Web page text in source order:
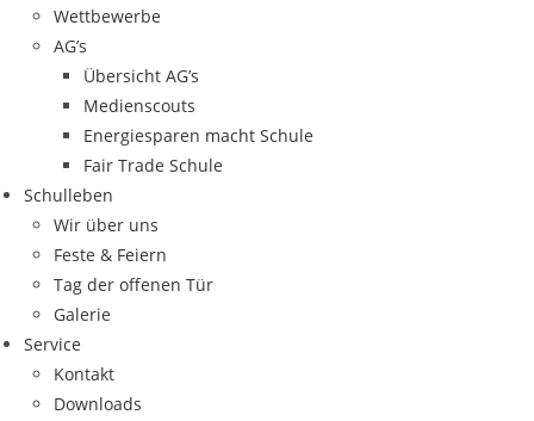
Wettbewerbe
AG’s
Übersicht AG’s
Medienscouts
Energiesparen macht Schule
Fair Trade Schule
Schulleben
Wir über uns
Feste & Feiern
Tag der offenen Tür
Galerie
Service
Kontakt
Downloads